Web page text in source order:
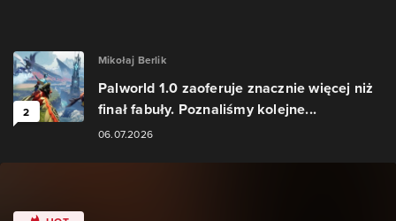
2
Mikołaj Berlik
Palworld 1.0 zaoferuje znacznie więcej niż
finał fabuły. Poznaliśmy kolejne...
06.07.2026